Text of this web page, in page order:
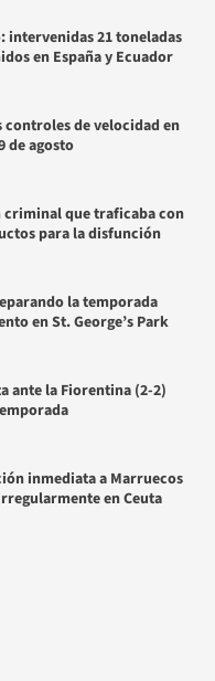
21 toneladas
en España y Ecuador
controles de velocidad en
de agosto
criminal que traficaba con
para la disfunción
la temporada
en St. George’s Park
ante la Fiorentina (2-2)
inmediata a Marruecos
en Ceuta